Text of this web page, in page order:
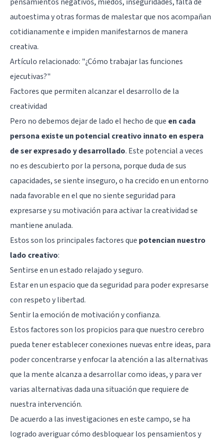
autoestimay otras formas de malestar que nos acompañan
cotidianamente e impiden manifestarnos de manera
creativa.
Artículo relacionado: "¿Cómo trabajar las funciones
ejecutivas?"
Factores que permiten alcanzar el desarrollo de la
creatividad
Pero no debemos dejar de lado el hecho de que en cada
persona existe un potencial creativo innato en espera
de ser expresado y desarrollado. Este potencial a veces
no es descubierto por la persona, porque duda de sus
capacidades, se siente inseguro, o ha crecido en un entorno
nada favorable en el que no siente seguridad para
expresarse y su motivación para activar la creatividad se
mantiene anulada.
Estos son los principales factores que potencian nuestro
lado creativo:
Sentirse en un estado relajado y seguro.
Estar en un espacio que da seguridad para poder expresarse
con respeto y libertad.
Sentir la emoción de motivación y confianza.
Estos factores son los propicios para que nuestro cerebro
pueda tener establecer conexiones nuevas entre ideas, para
poder concentrarse y enfocar la atención a las alternativas
que la mente alcanza a desarrollar como ideas, y para ver
varias alternativas dada una situación que requiere de
nuestra intervención.
De acuerdo a las investigaciones en este campo, se ha
logrado averiguar cómo desbloquear los pensamientos y